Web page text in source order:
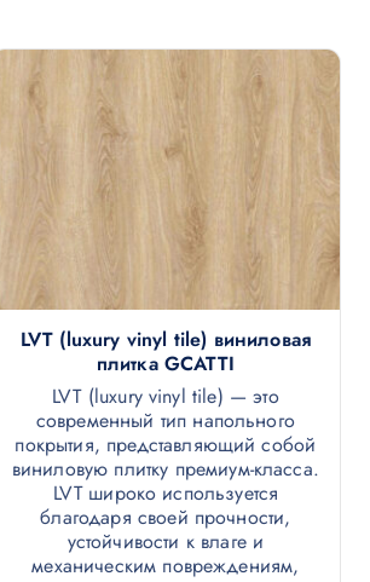
LVT (luxury vinyl tile) виниловая
плитка GCATTI
LVT (luxury vinyl tile) — это
современный тип напольного
покрытия, представляющий собой
виниловую плитку премиум-класса.
LVT широко используется
благодаря своей прочности,
устойчивости к влаге и
механическим повреждениям,